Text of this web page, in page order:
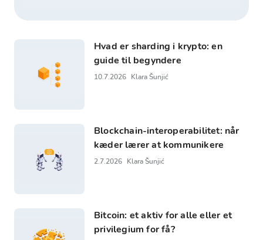
Hvad er sharding i krypto: en
guide til begyndere
10.7.2026 Klara Šunjić
Blockchain-interoperabilitet: når
kæder lærer at kommunikere
2.7.2026 Klara Šunjić
Bitcoin: et aktiv for alle eller et
privilegium for få?